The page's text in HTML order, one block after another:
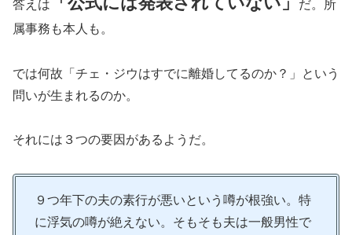
答えは
だ。所
属事務も本人も。
では何故「チェ・ジウはすでに離婚してるのか？」という
問いが生まれるのか。
それには３つの要因があるようだ。
９つ年下の夫の素行が悪いという噂が根強い。特
に浮気の噂が絶えない。そもそも夫は一般男性で